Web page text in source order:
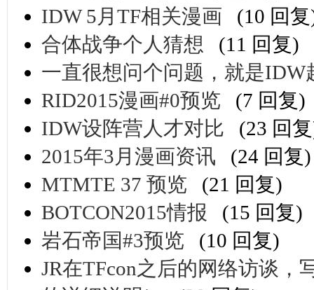
IDW 5月TF相关漫画
(10 回
合体战争个人猜想
(11 回复)
一直很想问个问题，就是
RID2015漫画#0预览
(7 回复)
IDW设阵营人才对比
(23 回
2015年3月漫画资讯
(24 回复)
MTMTE 37 预览
(21 回复)
BOTCON2015情报
(15 回复)
岩石帝国#3预览
(10 回复)
JR在TFcon之后的网络访谈，